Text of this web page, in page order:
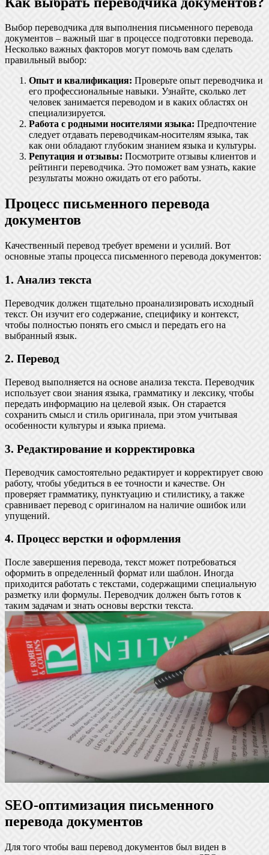
Выбор переводчика для выполнения письменного перевода
документов – важный шаг в процессе подготовки перевода.
Несколько важных факторов могут помочь вам сделать
правильный выбор:
Опыт и квалификация: Проверьте опыт переводчика и
его профессиональные навыки. Узнайте, сколько лет
человек занимается переводом и в каких областях он
специализируется.
Работа с родными носителями языка: Предпочтение
следует отдавать переводчикам-носителям языка, так
как они обладают глубоким знанием языка и культуры.
Репутация и отзывы: Посмотрите отзывы клиентов и
рейтинги переводчика. Это поможет вам узнать, какие
результаты можно ожидать от его работы.
Процесс письменного перевода
документов
Качественный перевод требует времени и усилий. Вот
основные этапы процесса письменного перевода документов:
1. Анализ текста
Переводчик должен тщательно проанализировать исходный
текст. Он изучит его содержание, специфику и контекст,
чтобы полностью понять его смысл и передать его на
выбранный язык.
2. Перевод
Перевод выполняется на основе анализа текста. Переводчик
использует свои знания языка, грамматику и лексику, чтобы
передать информацию на целевой язык. Он старается
сохранить смысл и стиль оригинала, при этом учитывая
особенности культуры и языка приема.
3. Редактирование и корректировка
Переводчик самостоятельно редактирует и корректирует свою
работу, чтобы убедиться в ее точности и качестве. Он
проверяет грамматику, пунктуацию и стилистику, а также
сравнивает перевод с оригиналом на наличие ошибок или
упущений.
4. Процесс верстки и оформления
После завершения перевода, текст может потребоваться
оформить в определенный формат или шаблон. Иногда
приходится работать с текстами, содержащими специальную
разметку или формулы. Переводчик должен быть готов к
таким задачам и знать основы верстки текста.
SEO-оптимизация письменного
перевода документов
Для того чтобы ваш перевод документов был виден в